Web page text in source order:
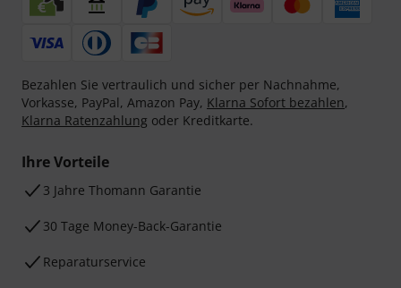
Bezahlen Sie vertraulich und sicher per Nachnahme,
Vorkasse, PayPal, Amazon Pay, Klarna Sofort bezahlen,
Klarna Ratenzahlung oder Kreditkarte.
Ihre Vorteile
3 Jahre Thomann Garantie
30 Tage Money-Back-Garantie
Reparaturservice